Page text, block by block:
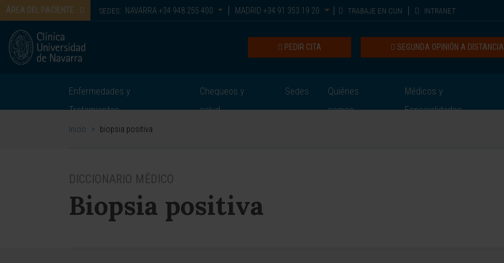
ÁREA DEL PACIENTE SEDES: NAVARRA +34 948 255 400 MADRID +34 91 353 19 20 TRABAJE EN CUN INTRANET
SEGUNDA OPINIÓN A DISTANCIA
PEDIR CITA
Enfermedades y
Tratamientos
Chequeos y
salud
Sedes
Quiénes
somos
Médicos y
Especialidades
Inicio > biopsia positiva
DICCIONARIO MÉDICO
Biopsia positiva